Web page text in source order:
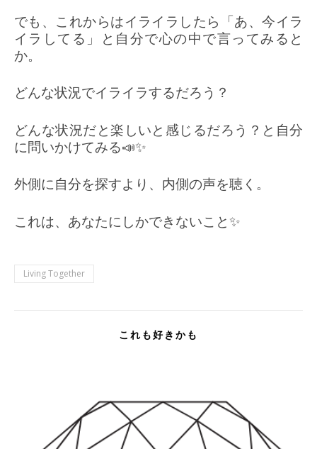
でも、これからはイライラしたら「あ、今イラ
イラしてる」と自分で心の中で言ってみると
か。
どんな状況でイライラするだろう？
どんな状況だと楽しいと感じるだろう？と自分
に問いかけてみる📣✨
外側に自分を探すより、内側の声を聴く。
これは、あなたにしかできないこと✨
Living Together
これも好きかも